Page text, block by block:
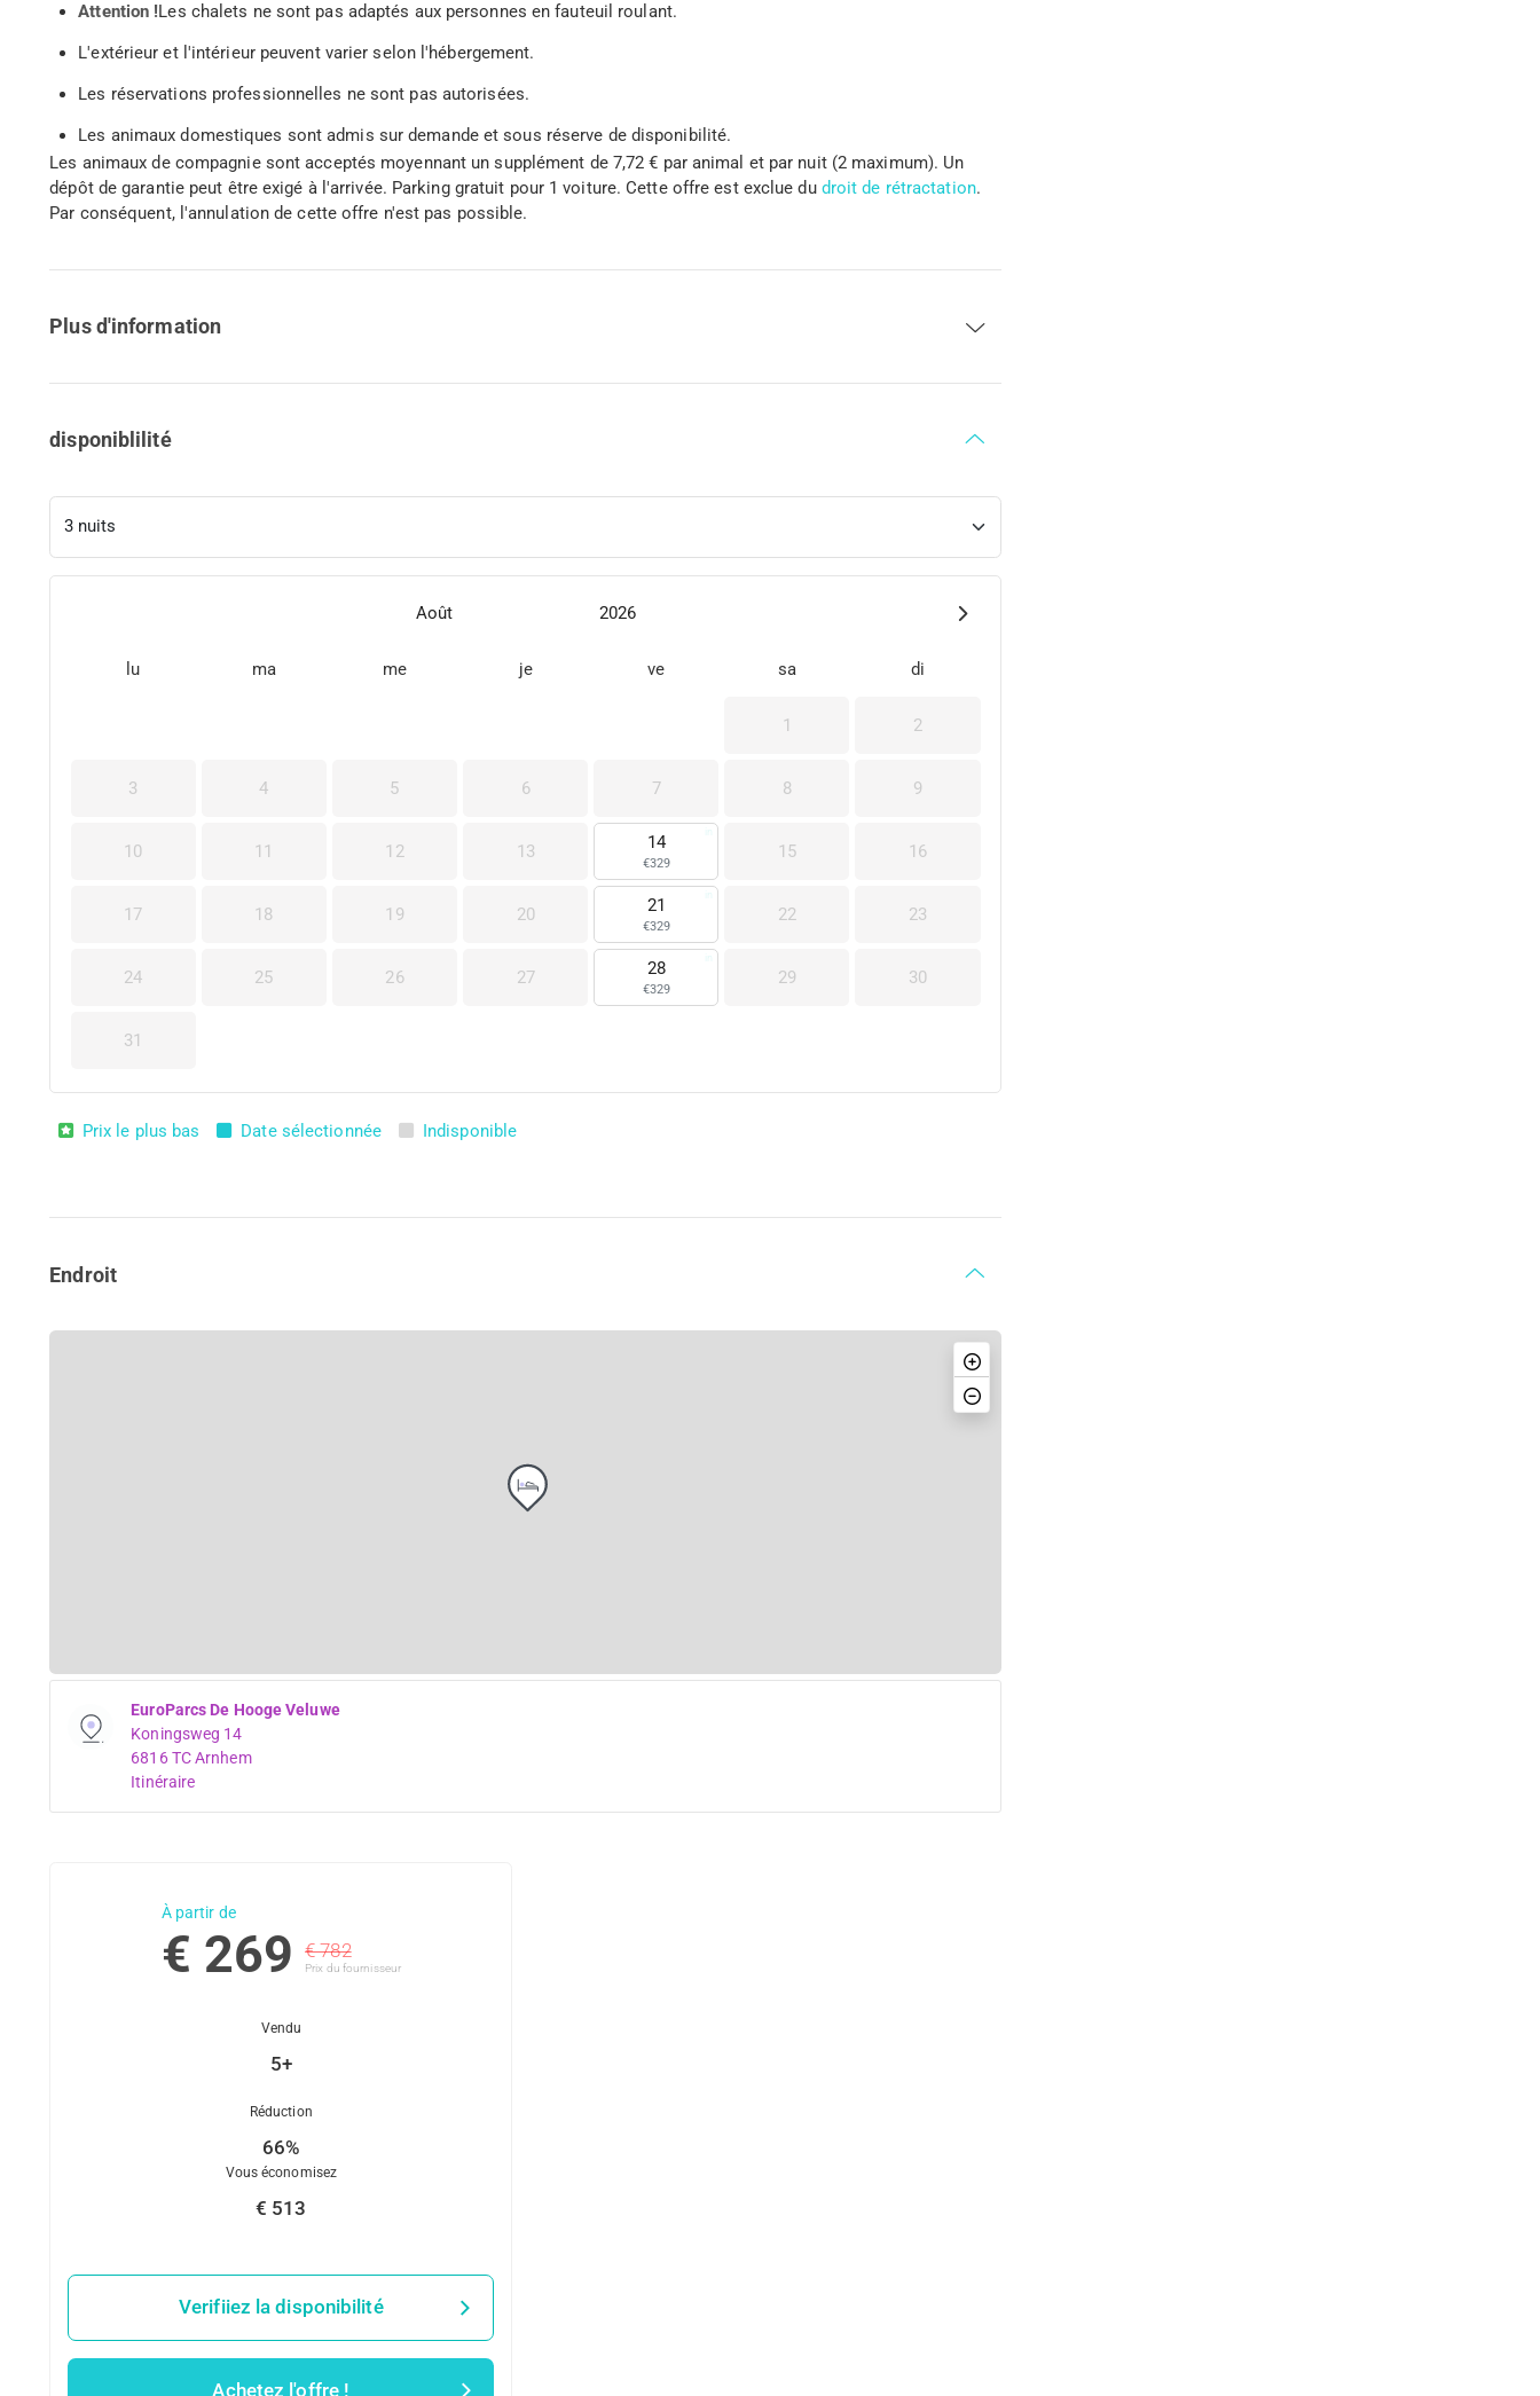
Attention !Les chalets ne sont pas adaptés aux personnes en fauteuil roulant.
L'extérieur et l'intérieur peuvent varier selon l'hébergement.
Les réservations professionnelles ne sont pas autorisées.
Les animaux domestiques sont admis sur demande et sous réserve de disponibilité.
Les animaux de compagnie sont acceptés moyennant un supplément de 7,72 € par animal et par nuit (2 maximum). Un
dépôt de garantie peut être exigé à l'arrivée. Parking gratuit pour 1 voiture. Cette offre est exclue du droit de rétractation.
Par conséquent, l'annulation de cette offre n'est pas possible.
Plus d'information
disponiblilité
Août 2026
lu ma me je ve sa di
1 2
3 4 5 6 7 8 9
10 11 12 13 14
€329
15 16
17 18 19 20 21
€329
22 23
24 25 26 27 28
€329
29 30
31
Prix le plus bas Date sélectionnée Indisponible
Endroit
EuroParcs De Hooge Veluwe
Koningsweg 14
6816 TC Arnhem
Itinéraire
À partir de
€ 269 € 782
Prix ​​du fournisseur
Vendu
5+
Réduction
66%
Vous économisez
€ 513
Verifiiez la disponibilité
Achetez l'offre !